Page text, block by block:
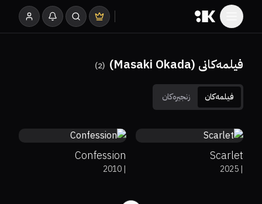
فیلمەکانی (Masaki Okada) (
2
)
فیلمەکان زنجیرەکان 6.4
74%
60%
Scarlet
|
2025
Confession
|
2010